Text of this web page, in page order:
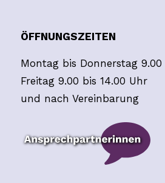
ÖFFNUNGSZEITEN
Montag bis Donnerstag 9.00
Freitag 9.00 bis 14.00 Uhr
und nach Vereinbarung